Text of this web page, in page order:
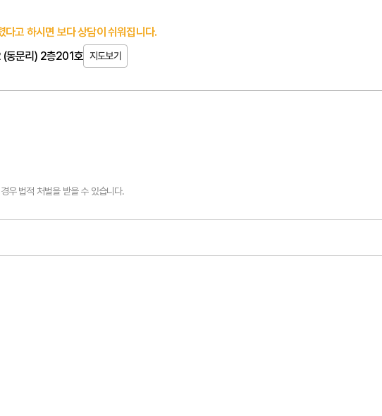
다고 하시면 보다 상담이 쉬워집니다.
동문리) 2층201호 지도보기
우 법적 처벌을 받을 수 있습니다.